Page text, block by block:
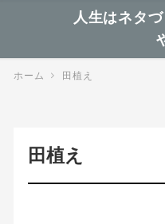
人生はネタ
ホーム 田植え
田植え